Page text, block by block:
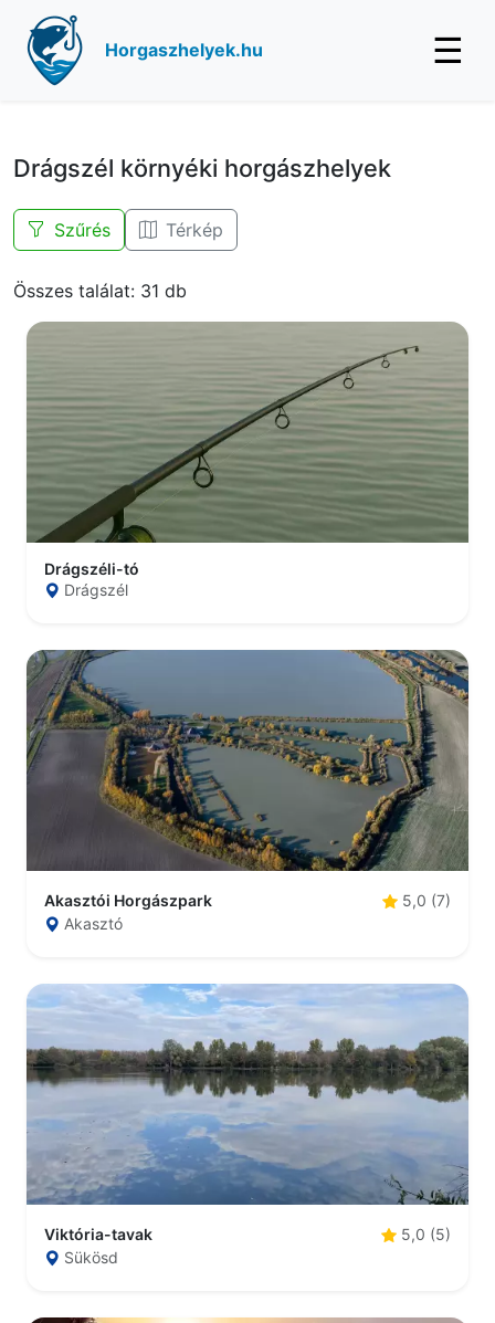
Horgaszhelyek.hu ☰
Drágszél környéki horgászhelyek
Szűrés Térkép
Összes találat: 31 db
Drágszéli-tó
Drágszél
Akasztói Horgászpark
5,0 (7)
Akasztó
Viktória-tavak
5,0 (5)
Sükösd